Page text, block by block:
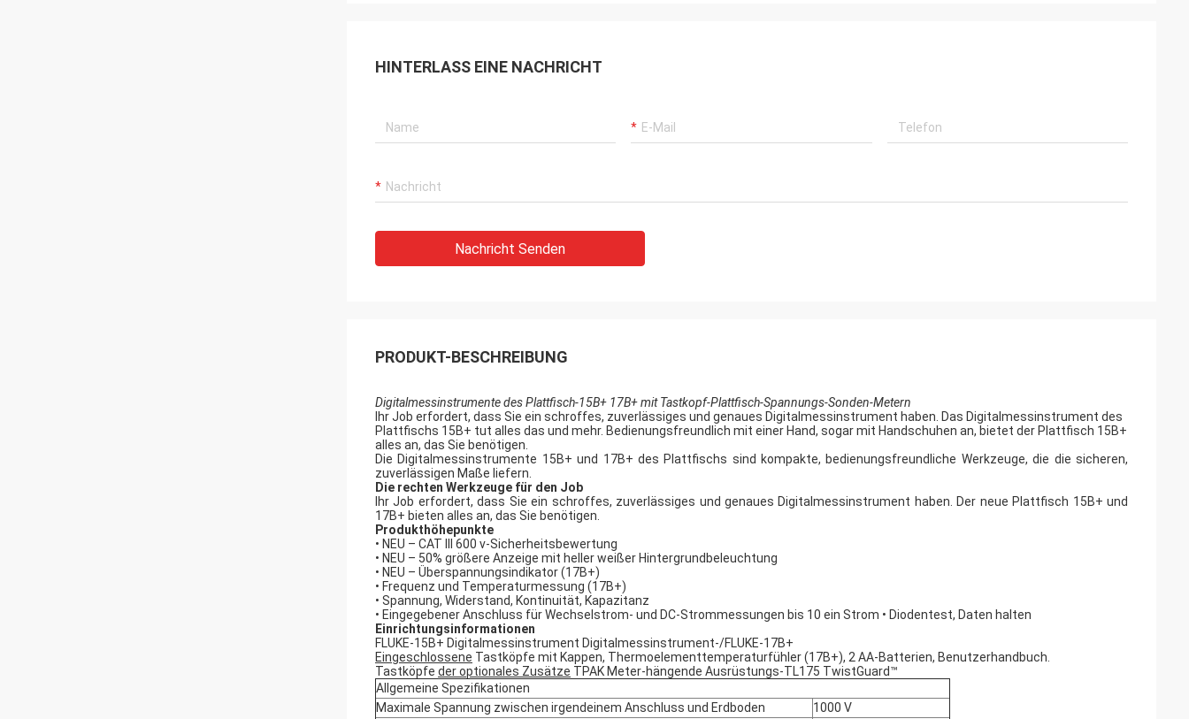
HINTERLASS EINE NACHRICHT
Nachricht Senden
PRODUKT-BESCHREIBUNG
Digitalmessinstrumente des Plattfisch-15B+ 17B+ mit Tastkopf-Plattfisch-Spannungs-Sonden-Metern
Ihr Job erfordert, dass Sie ein schroffes, zuverlässiges und genaues Digitalmessinstrument haben. Das Digitalmessinstrument des
Plattfischs 15B+ tut alles das und mehr. Bedienungsfreundlich mit einer Hand, sogar mit Handschuhen an, bietet der Plattfisch 15B+
alles an, das Sie benötigen.
Die Digitalmessinstrumente 15B+ und 17B+ des Plattfischs sind kompakte, bedienungsfreundliche Werkzeuge, die die sicheren,
zuverlässigen Maße liefern.
Die rechten Werkzeuge für den Job
Ihr Job erfordert, dass Sie ein schroffes, zuverlässiges und genaues Digitalmessinstrument haben. Der neue Plattfisch 15B+ und
17B+ bieten alles an, das Sie benötigen.
Produkthöhepunkte
• NEU – CAT III 600 v-Sicherheitsbewertung
• NEU – 50% größere Anzeige mit heller weißer Hintergrundbeleuchtung
• NEU – Überspannungsindikator (17B+)
• Frequenz und Temperaturmessung (17B+)
• Spannung, Widerstand, Kontinuität, Kapazitanz
• Eingegebener Anschluss für Wechselstrom- und DC-Strommessungen bis 10 ein Strom • Diodentest, Daten halten
Einrichtungsinformationen
FLUKE-15B+ Digitalmessinstrument Digitalmessinstrument-/FLUKE-17B+
Eingeschlossene Tastköpfe mit Kappen, Thermoelementtemperaturfühler (17B+), 2 AA-Batterien, Benutzerhandbuch.
Tastköpfe der optionales Zusätze TPAK Meter-hängende Ausrüstungs-TL175 TwistGuard™
Allgemeine Spezifikationen
Maximale Spannung zwischen irgendeinem Anschluss und Erdboden
1000 V